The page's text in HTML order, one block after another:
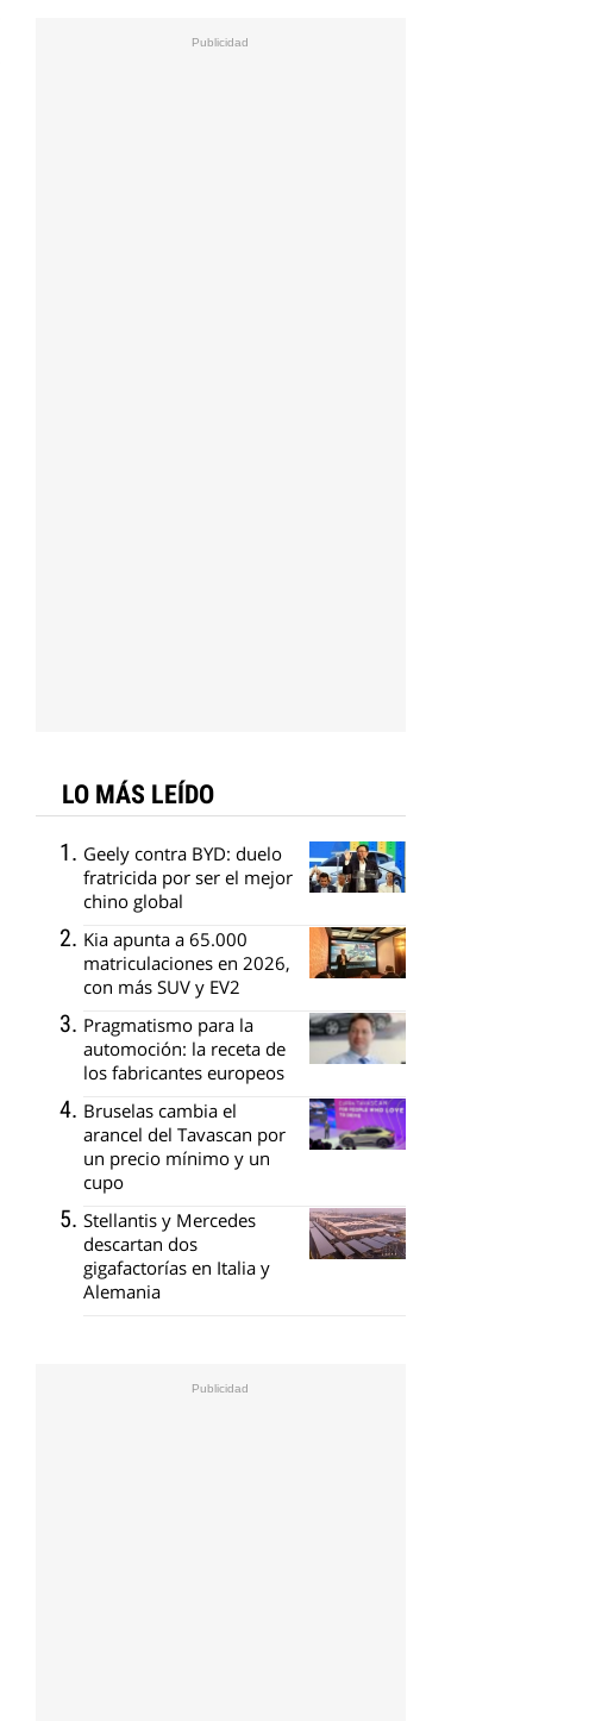
LO MÁS LEÍDO
Geely contra BYD: duelo
fratricida por ser el mejor
chino global
Kia apunta a 65.000
matriculaciones en 2026,
con más SUV y EV2
Pragmatismo para la
automoción: la receta de
los fabricantes europeos
Bruselas cambia el
arancel del Tavascan por
un precio mínimo y un
cupo
Stellantis y Mercedes
descartan dos
gigafactorías en Italia y
Alemania